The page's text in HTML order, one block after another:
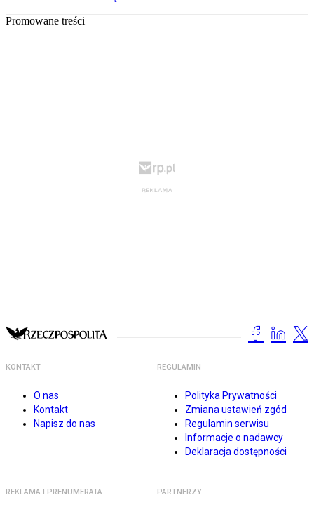
Promowane treści
KONTAKT
O nas
Kontakt
Napisz do nas
REGULAMIN
Polityka Prywatności
Zmiana ustawień zgód
Regulamin serwisu
Informacje o nadawcy
Deklaracja dostępności
REKLAMA I PRENUMERATA PARTNERZY